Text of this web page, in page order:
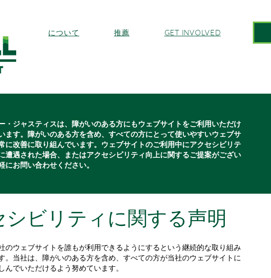
について 推薦 GET INVOLVED
・ジャスティスは、障がいのある方にもウェブサイトをご利用いただけ
ます。障がいのある方を含め、すべての方にとって使いやすいウェブサ
に改善に取り組んでいます。ウェブサイトのご利用中にアクセシビリテ
遭遇された場合、またはアクセシビリティ向上に関するご提案がござい
にお問い合わせください。
シビリティに関する声明
のウェブサイトを誰もが利用できるようにするという継続的な取り組み
。当社は、障がいのある方を含め、すべての方が当社のウェブサイトに
んでいただけるよう努めています。